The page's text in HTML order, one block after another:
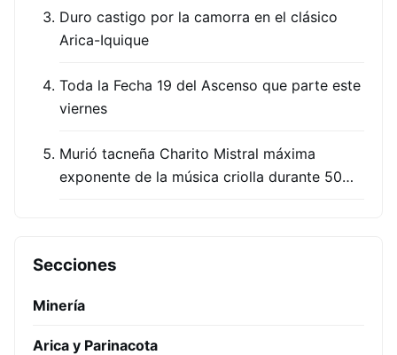
Duro castigo por la camorra en el clásico
Arica-Iquique
Toda la Fecha 19 del Ascenso que parte este
viernes
Murió tacneña Charito Mistral máxima
exponente de la música criolla durante 50…
Secciones
Minería
Arica y Parinacota